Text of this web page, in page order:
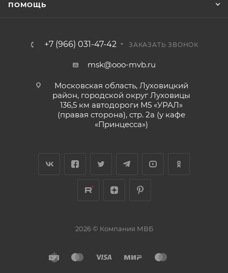
ПОМОЩЬ
+7 (966) 031-47-42 ЗАКАЗАТЬ ЗВОНОК
msk@ooo-mvb.ru
Московская область, Луховицкий
район, городской округ Луховицы
136,5 км автодороги М5 «УРАЛ»
(правая сторона), стр. 2а (у кафе
«‎Принцесса»)
2026 © Компания МВБ